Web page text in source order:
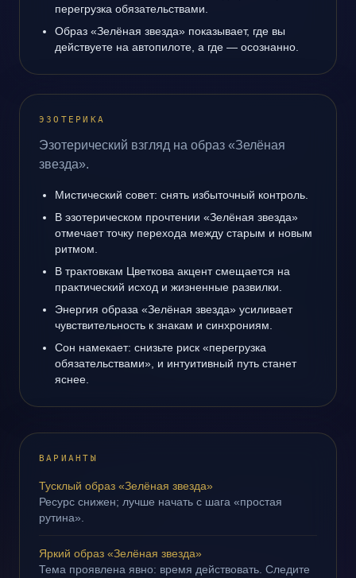
перегрузка обязательствами.
Образ «Зелёная звезда» показывает, где вы
действуете на автопилоте, а где — осознанно.
ЭЗОТЕРИКА
Эзотерический взгляд на образ «Зелёная
звезда».
Мистический совет: снять избыточный контроль.
В эзотерическом прочтении «Зелёная звезда»
отмечает точку перехода между старым и новым
ритмом.
В трактовкам Цветкова акцент смещается на
практический исход и жизненные развилки.
Энергия образа «Зелёная звезда» усиливает
чувствительность к знакам и синхрониям.
Сон намекает: снизьте риск «перегрузка
обязательствами», и интуитивный путь станет
яснее.
ВАРИАНТЫ
Тусклый образ «Зелёная звезда»
Ресурс снижен; лучше начать с шага «простая
рутина».
Яркий образ «Зелёная звезда»
Тема проявлена явно: время действовать. Следите